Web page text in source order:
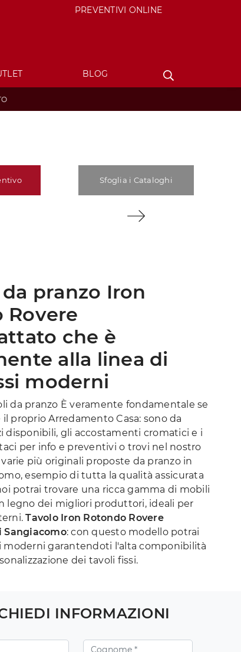
PREVENTIVI ONLINE
BLOG
Sfoglia i Cataloghi
pranzo Iron
Rovere
che è
alla linea di
moderni
da pranzo È veramente fondamentale se
proprio Arredamento Casa: sono da
disponibili, gli accostamenti cromatici e i
per info e preventivi o trovi nel nostro
più originali proposte da pranzo in
esempio di tutta la qualità assicurata
potrai trovare una ricca gamma di mobili
legno dei migliori produttori, ideali per
Tavolo Iron Rotondo Rovere
: con questo modello potrai
moderni garantendoti l'alta componibilità
dei tavoli fissi.
INFORMAZIONI